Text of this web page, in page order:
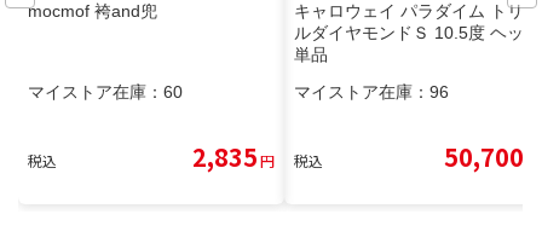
mocmof 袴and兜
マイストア在庫： 60
税込 2,835円
キャロウェイ パラダイム トリプ
ルダイヤモンドＳ 10.5度 ヘッド
単品
マイストア在庫： 96
税込 50,700